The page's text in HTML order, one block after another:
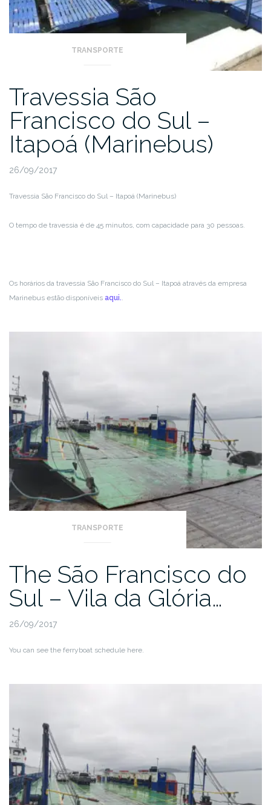
TRANSPORTE
Travessia São
Francisco do Sul –
Itapoá (Marinebus)
26/09/2017
Travessia São Francisco do Sul – Itapoá (Marinebus)
O tempo de travessia é de 45 minutos, com capacidade para 30 pessoas.
Os horários da travessia São Francisco do Sul – Itapoá através da empresa
Marinebus estão disponíveis aqui.
TRANSPORTE
The São Francisco do
Sul – Vila da Glória…
26/09/2017
You can see the ferryboat schedule here.